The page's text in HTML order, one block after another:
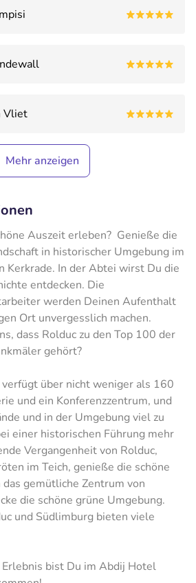
Vliet
Mehr anzeigen
Auszeit erleben? Genieße die
in historischer Umgebung im
Kerkrade. In der Abtei wirst Du die
entdecken. Die
werden Deinen Aufenthalt
Ort unvergesslich machen.
dass Rolduc zu den Top 100 der
gehört?
über nicht weniger als 160
und ein Konferenzzentrum, und
und in der Umgebung viel zu
einer historischen Führung mehr
Vergangenheit von Rolduc,
im Teich, genieße die schöne
gemütliche Zentrum von
die schöne grüne Umgebung.
und Südlimburg bieten viele
bist Du im Abdij Hotel